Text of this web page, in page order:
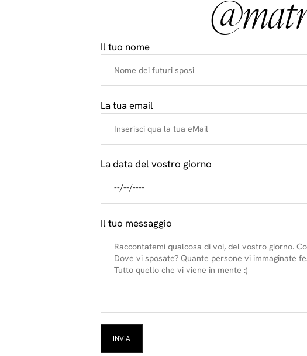
Il tuo nome
La tua email
La data del vostro giorno
Il tuo messaggio